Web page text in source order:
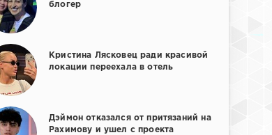
блогер
Кристина Лясковец ради красивой
локации переехала в отель
Дэймон отказался от притязаний на
Рахимову и ушел с проекта